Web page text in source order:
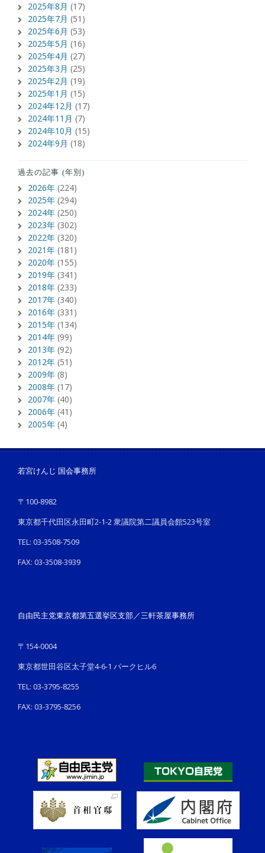
2025年8月 (17)
2025年7月 (51)
2025年6月 (53)
2025年5月 (16)
2025年4月 (27)
2025年3月 (25)
2025年2月 (19)
2025年1月 (15)
2024年12月 (17)
2024年11月 (7)
2024年10月 (15)
2024年9月 (18)
過去の記事 (年別)
2026年 (224)
2025年 (294)
2024年 (250)
2023年 (302)
2022年 (320)
2021年 (181)
2020年 (155)
2019年 (341)
2018年 (233)
2017年 (340)
2016年 (331)
2015年 (134)
2014年 (99)
2013年 (92)
2012年 (51)
2009年 (8)
2008年 (17)
2007年 (40)
2006年 (41)
2005年 (4)
若宮けんじ 国会事務所
〒100-8982
東京都千代田区永田町2-1-2 衆議院第二議員会館523号室
TEL: 03-3508-7509
FAX: 03-3508-3939
自由民主党東京都第五選挙区支部／三軒茶屋事務所
〒154-0004
東京都世田谷区太子堂4-6-1 パークヒル6
TEL: 03-3795-8255
FAX: 03-3795-8256